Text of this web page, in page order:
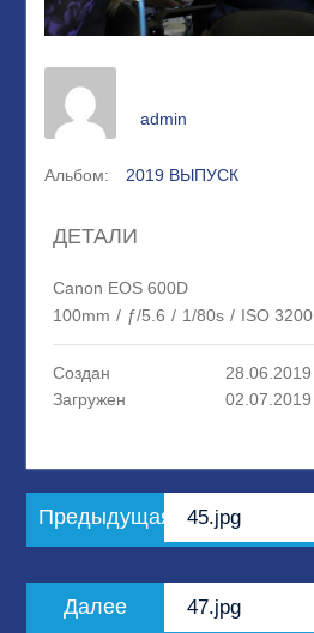
admin
Альбом: 2019 ВЫПУСК
ДЕТАЛИ
Canon EOS 600D
100mm / ƒ/5.6 / 1/80s / ISO 3200
Создан
28.06.2019
Загружен
02.07.2019
Навигация
по
Предыдущая
запись:
45.jpg
Далее
запись:
47.jpg